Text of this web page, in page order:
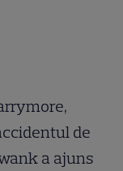
de
a ajuns